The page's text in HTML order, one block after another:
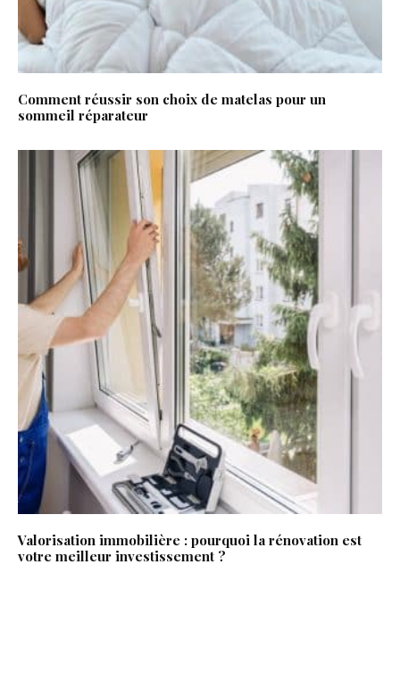
Comment réussir son choix de matelas pour un
sommeil réparateur
Valorisation immobilière : pourquoi la rénovation est
votre meilleur investissement ?